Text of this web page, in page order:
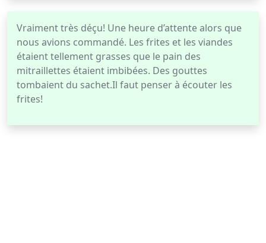
Vraiment très déçu! Une heure d’attente alors que
nous avions commandé. Les frites et les viandes
étaient tellement grasses que le pain des
mitraillettes étaient imbibées. Des gouttes
tombaient du sachet.Il faut penser à écouter les
frites!